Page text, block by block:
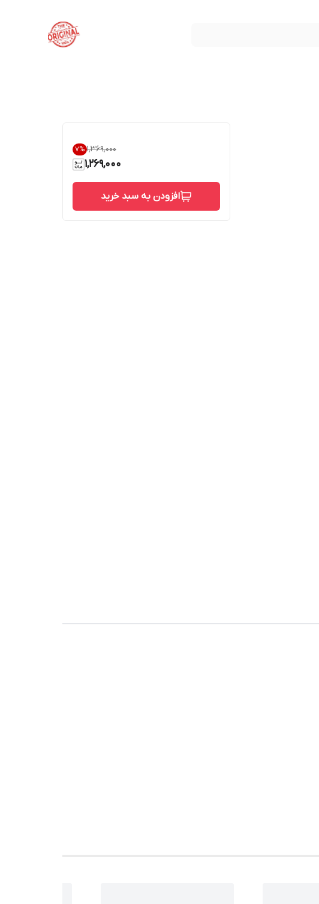
۱٬۳۶۹٬۰۰۰ 7%
1,269,000
افزودن به سبد خرید